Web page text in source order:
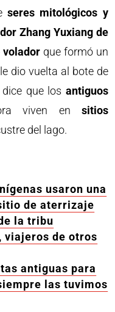
seres mitológicos y
Zhang Yuxiang de
voladorque formó un
dio vuelta al bote de
que los antiguos
viven en sitios
del lago.
usaron una
de aterrizaje
la tribu
viajeros de otros
antiguas para
las tuvimos